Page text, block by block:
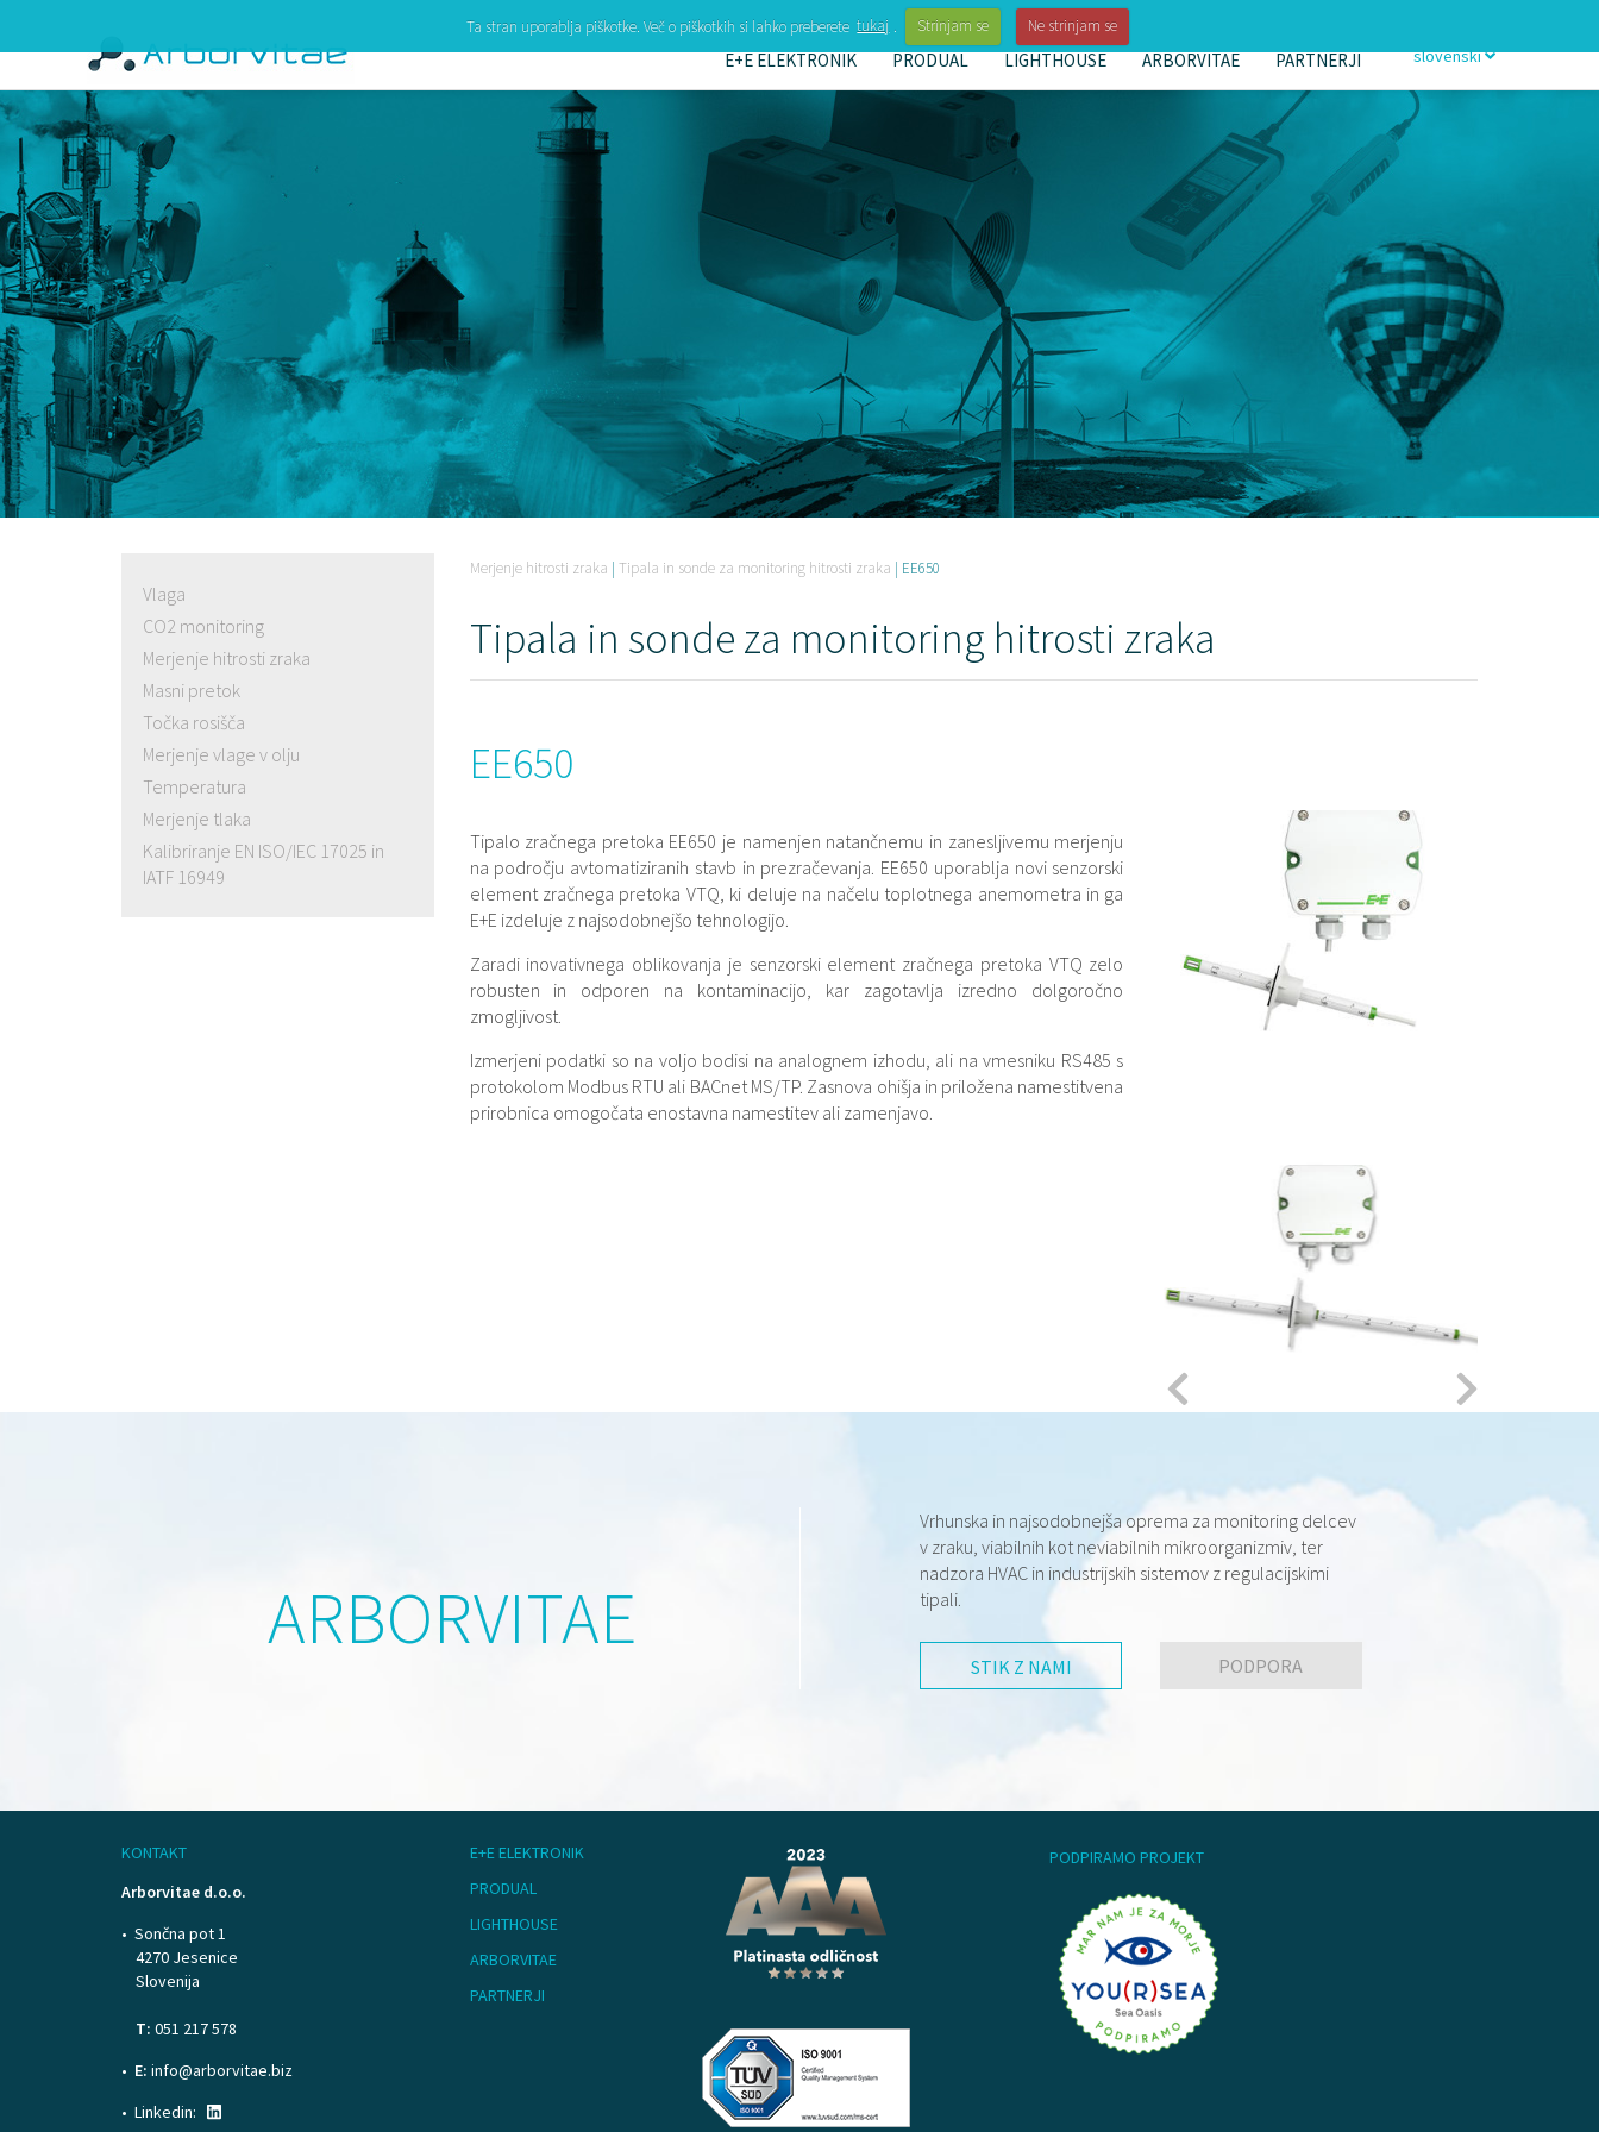
Ta stran uporablja piškotke. Več o piškotkih si lahko preberete tukaj . Strinjam se Ne strinjam se
slovenski
E+E ELEKTRONIK PRODUAL LIGHTHOUSE ARBORVITAE PARTNERJI
Vlaga
CO2 monitoring
Merjenje hitrosti zraka
Masni pretok
Točka rosišča
Merjenje vlage v olju
Temperatura
Merjenje tlaka
Kalibriranje EN ISO/IEC 17025 in
IATF 16949
Merjenje hitrosti zraka | Tipala in sonde za monitoring hitrosti zraka | EE650
Tipala in sonde za monitoring hitrosti zraka
EE650
Tipalo zračnega pretoka EE650 je namenjen natančnemu in zanesljivemu merjenju
na področju avtomatiziranih stavb in prezračevanja. EE650 uporablja novi senzorski
element zračnega pretoka VTQ, ki deluje na načelu toplotnega anemometra in ga
E+E izdeluje z najsodobnejšo tehnologijo.
Zaradi inovativnega oblikovanja je senzorski element zračnega pretoka VTQ zelo
robusten in odporen na kontaminacijo, kar zagotavlja izredno dolgoročno
zmogljivost.
Izmerjeni podatki so na voljo bodisi na analognem izhodu, ali na vmesniku RS485 s
protokolom Modbus RTU ali BACnet MS/TP. Zasnova ohišja in priložena namestitvena
prirobnica omogočata enostavna namestitev ali zamenjavo.
ARBORVITAE
Vrhunska in najsodobnejša oprema za monitoring delcev
v zraku, viabilnih kot neviabilnih mikroorganizmiv, ter
nadzora HVAC in industrijskih sistemov z regulacijskimi
tipali.
STIK Z NAMI PODPORA
KONTAKT
Arborvitae d.o.o.
Sončna pot 1
4270 Jesenice
Slovenija
T: 051 217 578
E: info@arborvitae.biz
Linkedin:
E+E ELEKTRONIK
PRODUAL
LIGHTHOUSE
ARBORVITAE
PARTNERJI
PODPIRAMO PROJEKT